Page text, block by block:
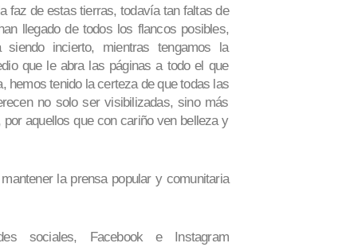
faz de estas tierras, todavía tan faltas de
llegado de todos los flancos posibles,
incierto, mientras tengamos la
que le abra las páginas a todo el que
hemos tenido la certeza de que todas las
no solo ser visibilizadas, sino más
aquellos que con cariño ven belleza y
la prensa popular y comunitaria
sociales, Facebook e Instagram